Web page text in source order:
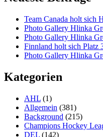
Team Canada holt sich
Photo Gallery Hlinka
Photo Gallery Hlinka
Finnland holt sich Platz
Photo Gallery Hlinka
Kategorien
AHL (1)
Allgemein (381)
Background (215)
Champions Hockey
DEL (142)